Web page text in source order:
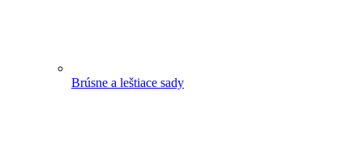
Brúsne a leštiace sady